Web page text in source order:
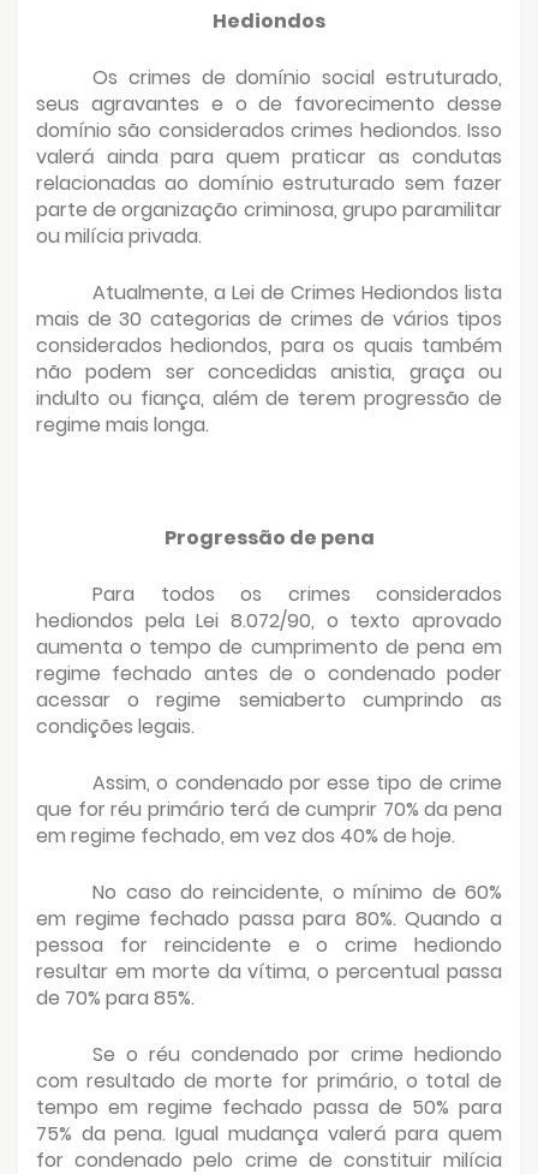
Hediondos
Os crimes de domínio social estruturado,
seus agravantes e o de favorecimento desse
domínio são considerados crimes hediondos. Isso
valerá ainda para quem praticar as condutas
relacionadas ao domínio estruturado sem fazer
parte de organização criminosa, grupo paramilitar
ou milícia privada.
Atualmente, a Lei de Crimes Hediondos lista
mais de 30 categorias de crimes de vários tipos
considerados hediondos, para os quais também
não podem ser concedidas anistia, graça ou
indulto ou fiança, além de terem progressão de
regime mais longa.
Progressão de pena
Para todos os crimes considerados
hediondos pela Lei 8.072/90, o texto aprovado
aumenta o tempo de cumprimento de pena em
regime fechado antes de o condenado poder
acessar o regime semiaberto cumprindo as
condições legais.
Assim, o condenado por esse tipo de crime
que for réu primário terá de cumprir 70% da pena
em regime fechado, em vez dos 40% de hoje.
No caso do reincidente, o mínimo de 60%
em regime fechado passa para 80%. Quando a
pessoa for reincidente e o crime hediondo
resultar em morte da vítima, o percentual passa
de 70% para 85%.
Se o réu condenado por crime hediondo
com resultado de morte for primário, o total de
tempo em regime fechado passa de 50% para
75% da pena. Igual mudança valerá para quem
for condenado pelo crime de constituir milícia